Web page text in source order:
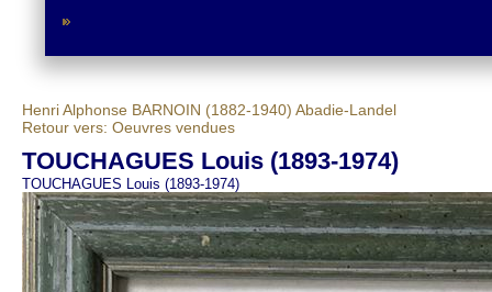
Henri Alphonse BARNOIN (1882-1940) Abadie-Landel
Retour vers: Oeuvres vendues
TOUCHAGUES Louis (1893-1974)
TOUCHAGUES Louis (1893-1974)